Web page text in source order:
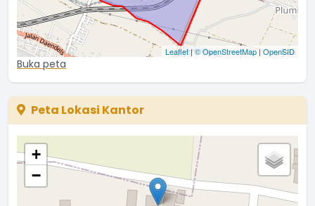
Leaflet|© OpenStreetMap|OpenSID
Buka peta
Peta Lokasi Kantor
+
−